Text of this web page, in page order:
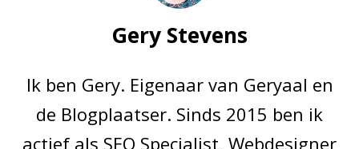
Gery Stevens
Ik ben Gery. Eigenaar van Geryaal en
de Blogplaatser. Sinds 2015 ben ik
actief als SEO Specialist, Webdesigner